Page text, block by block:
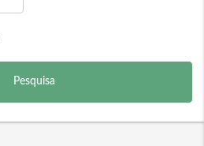
Pesquisa